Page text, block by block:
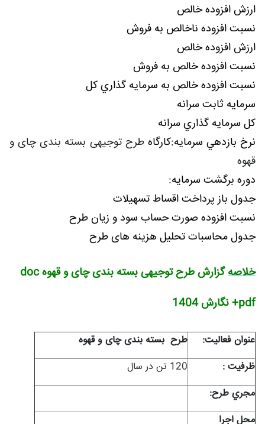
ارزش افزوده خالص
نسبت افزوده ناخالص به فروش
ارزش افزوده خالص
نسبت افزوده خالص به فروش
نسبت افزوده خالص به سرمايه گذاري کل
سرمايه ثابت سرانه
کل سرمايه گذاري سرانه
نرخ بازدهي سرمايه:کارگاهطرح توجیهی بسته بندی چای و
قهوه
دوره برگشت سرمايه:
جدول باز پرداخت اقساط تسهيلات
نسبت افزوده صورت حساب سود و زیان طرح
جدول محاسبات تحليل هزينه های طرح
خلاصه
گزارش طرح توجیهی بسته بندی چای و قهوه doc
+pdf نگارش 1404
عنوان فعاليت:
طرح بسته بندی چای و قهوه
ظرفيت :
120 تن در سال
مجري طرح:
محل اجرا